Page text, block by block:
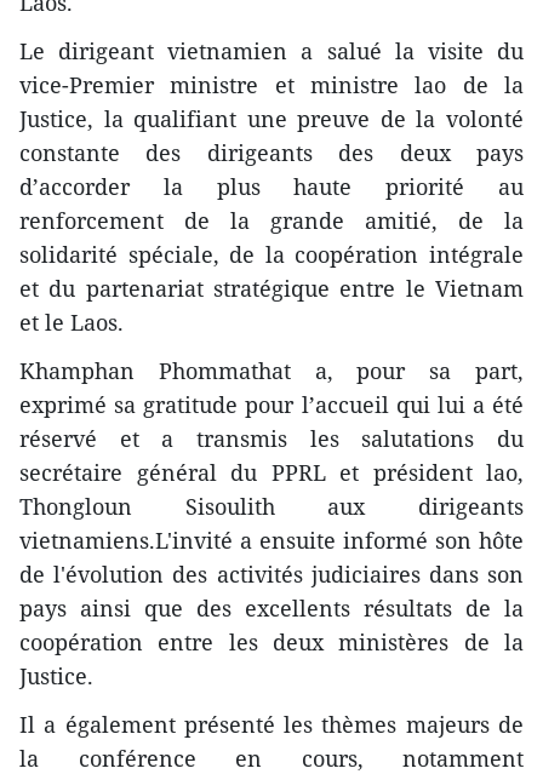
Le dirigeant vietnamien a salué la visite du
vice-Premier ministre et ministre lao de la
Justice, la qualifiant une preuve de la volonté
constante des dirigeants des deux pays
d’accorder la plus haute priorité au
renforcement de la grande amitié, de la
solidarité spéciale, de la coopération intégrale
et du partenariat stratégique entre le Vietnam
et le Laos.
Khamphan Phommathat a, pour sa part,
exprimé sa gratitude pour l’accueil qui lui a été
réservé et a transmis les salutations du
secrétaire général du PPRL et président lao,
Thongloun Sisoulith aux dirigeants
vietnamiens.L'invité a ensuite informé son hôte
de l'évolution des activités judiciaires dans son
pays ainsi que des excellents résultats de la
coopération entre les deux ministères de la
Justice.
Il a également présenté les thèmes majeurs de
la conférence en cours, notamment